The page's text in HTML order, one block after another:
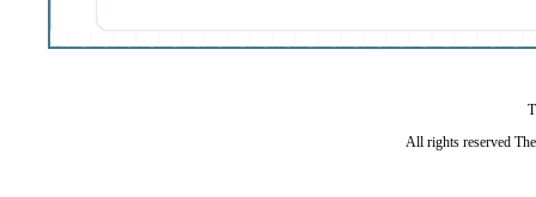
All rights reserved